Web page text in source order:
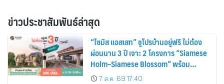
ข่าวประชาสัมพันธ์ล่าสุด
“ไซมิส แอสเสท” ชูโปรบ้านอยู่ฟรี ไม่ต้อง
ผ่อนนาน 3 ปี เจาะ 2 โครงการ “Siamese
Holm–Siamese Blossom” พร้อม
ส่วนลดและสิทธิพิเศษถึง 31 สิงหาคม
7 ส.ค. 69 17:40